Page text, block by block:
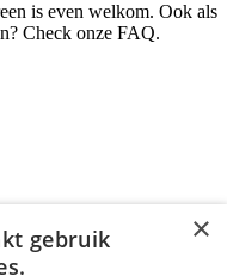
is even welkom. Ook als
Check onze FAQ.
×
gebruik